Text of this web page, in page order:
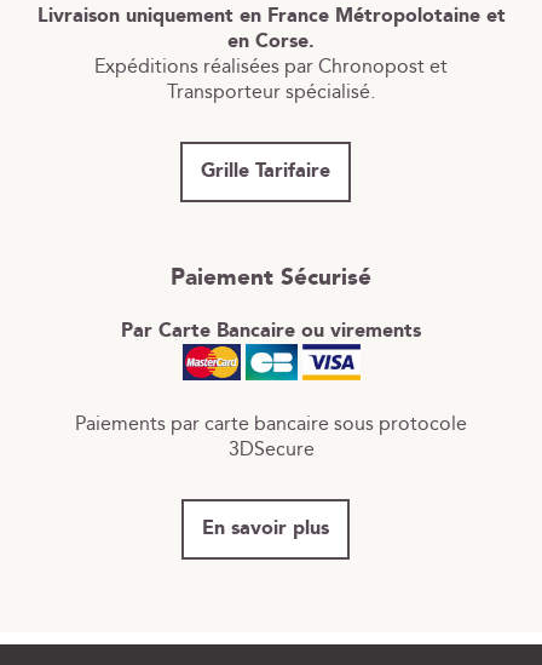
Livraison uniquement en France Métropolotaine et
en Corse.
Expéditions réalisées par Chronopost et
Transporteur spécialisé.
Grille Tarifaire
Paiement Sécurisé
Par Carte Bancaire ou virements
Paiements par carte bancaire sous protocole
3DSecure
En savoir plus